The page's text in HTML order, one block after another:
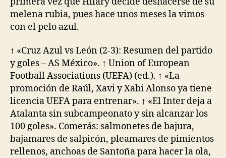
melena rubia, pues hace unos meses la vimos
con el pelo azul.
↑ «Cruz Azul vs León (2-3): Resumen del partido
y goles – AS México». ↑ Union of European
Football Associations (UEFA) (ed.). ↑ «La
promoción de Raúl, Xavi y Xabi Alonso ya tiene
licencia UEFA para entrenar». ↑ «El Inter deja a
Atalanta sin subcampeonato y sin alcanzar los
100 goles». Comerás: salmonetes de bajura,
bajamares de salpicón, pleamares de pimientos
rellenos, anchoas de Santoña para hacer la ola,